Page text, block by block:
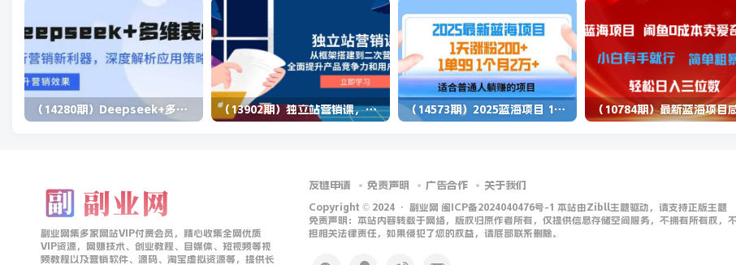
（14280期）Deepseek+多维表格，银行营销新利器，深度解析应用策略，提升营销效果 （13902期）独立站营销课，从框架搭建到二次营销，全面提升产品竞争力和用户忠诚度 （14573期）2025蓝海项目 1天涨粉200+ 1单99 1个月2万+
副业网集多家网站VIP付费会员，精心收集全网优质
VIP资源，网赚技术、创业教程、自媒体、短视频等视
频教程以及营销软件、源码、淘宝虚拟资源等，提供长
友链申请 免责声明 广告合作 关于我们
Copyright © 2024 · 副业网 闽ICP备2024040476号-1 本站由Zibll主题驱动，请支持正版主题
免责声明：本站内容转载于网络，版权归原作者所有，仅提供信息存储空间服务，不拥有所有权，
担相关法律责任，如果侵犯了您的权益，请底部联系删除。